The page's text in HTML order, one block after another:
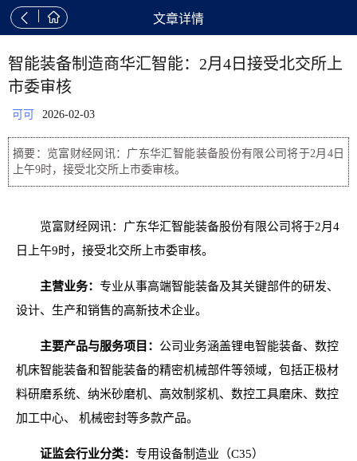
  文章详情
智能装备制造商华汇智能：2月4日接受北交所上
市委审核
可可 2026-02-03
摘要：览富财经网讯：广东华汇智能装备股份有限公司将于2月4日
上午9时，接受北交所上市委审核。
览富财经网讯：广东华汇智能装备股份有限公司将于2月4
日上午9时，接受北交所上市委审核。
主营业务： 专业从事高端智能装备及其关键部件的研发、
设计、生产和销售的高新技术企业。
主要产品与服务项目： 公司业务涵盖锂电智能装备、数控
机床智能装备和智能装备的精密机械部件等领域，包括正极材
料研磨系统、纳米砂磨机、高效制浆机、数控工具磨床、数控
加工中心、 机械密封等多款产品。
证监会行业分类： 专用设备制造业（C35）